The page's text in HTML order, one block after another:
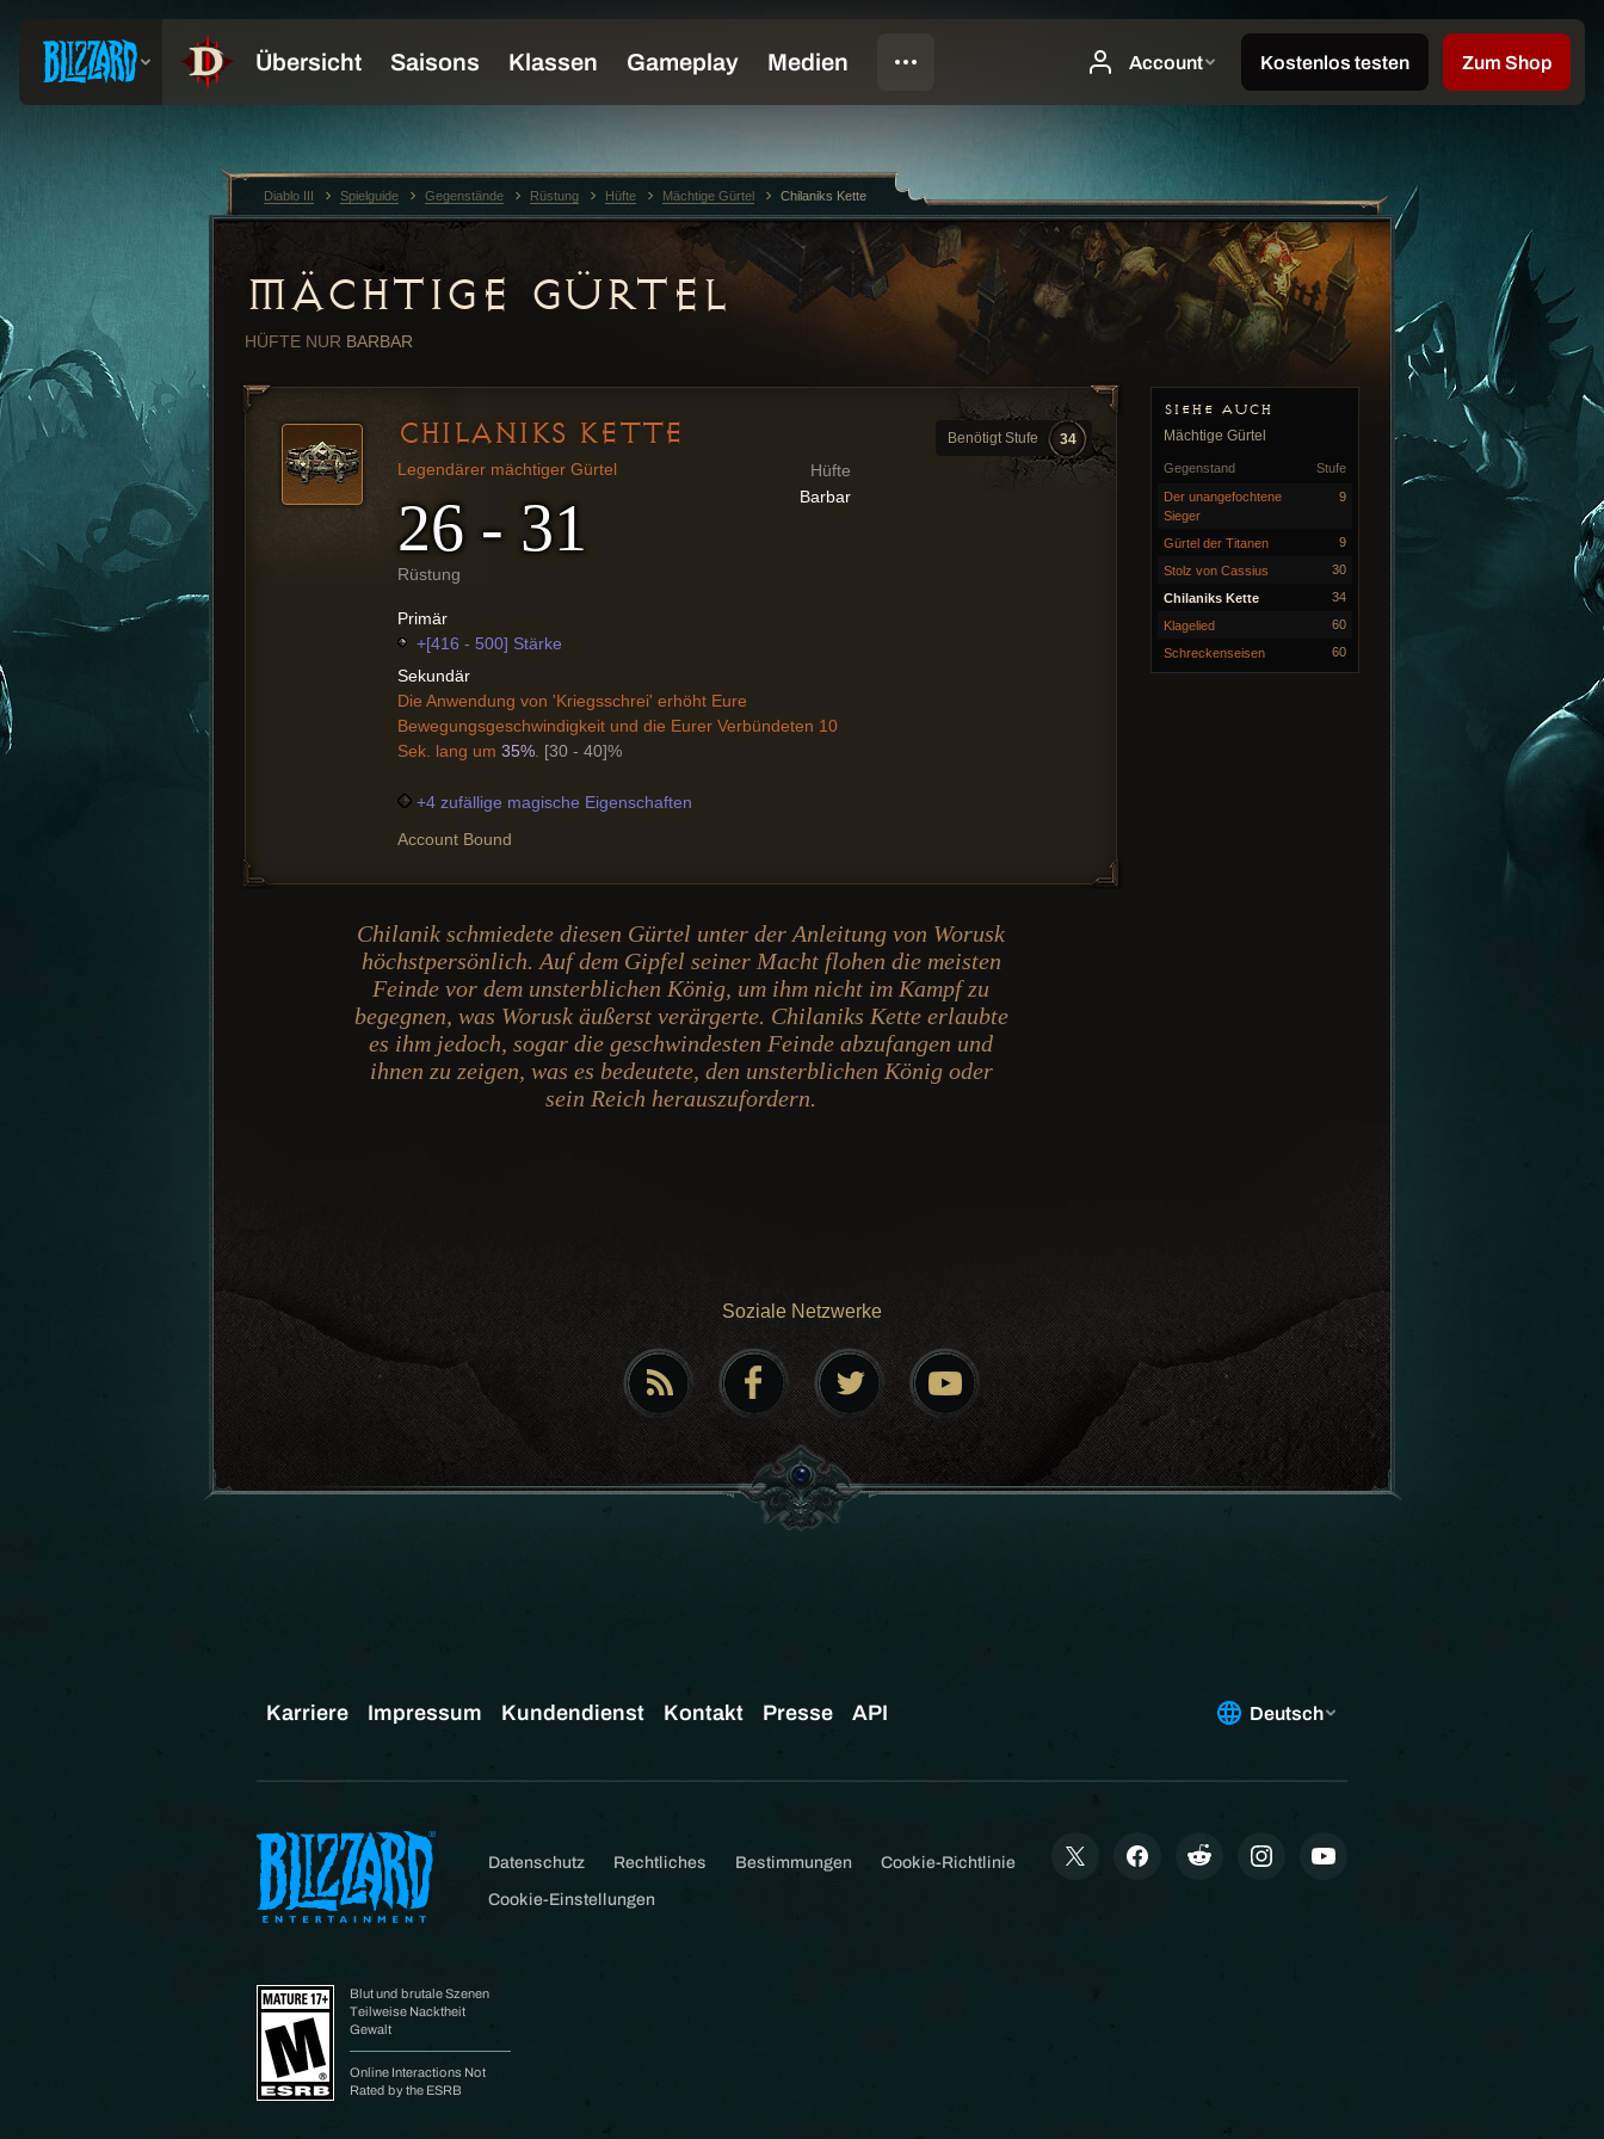
MÄCHTIGE GÜRTEL
HÜFTE NUR BARBAR
SIEHE AUCH
Mächtige Gürtel
Stufe
Gegenstand
Der unangefochtene
Sieger
9
Gürtel der Titanen 9
Stolz von Cassius 30
Chilaniks Kette 34
Klagelied 60
Schreckenseisen 60
Benötigt Stufe 34
CHILANIKS KETTE
Hüfte
Barbar
Legendärer mächtiger Gürtel
26 - 31
Rüstung
Primär
+[416 - 500] Stärke
Sekundär
Die Anwendung von 'Kriegsschrei' erhöht Eure
Bewegungsgeschwindigkeit und die Eurer Verbündeten 10
Sek. lang um 35% [30 - 40]%
+4 zufällige magische Eigenschaften
Account Bound
Chilanik schmiedete diesen Gürtel unter der Anleitung von Worusk
höchstpersönlich. Auf dem Gipfel seiner Macht flohen die meisten
Feinde vor dem unsterblichen König, um ihm nicht im Kampf zu
begegnen, was Worusk äußerst verärgerte. Chilaniks Kette erlaubte
es ihm jedoch, sogar die geschwindesten Feinde abzufangen und
ihnen zu zeigen, was es bedeutete, den unsterblichen König oder
sein Reich herauszufordern.
Soziale Netzwerke
Diablo III Spielguide Gegenstände Rüstung Hüfte Mächtige Gürtel Chilaniks Kette